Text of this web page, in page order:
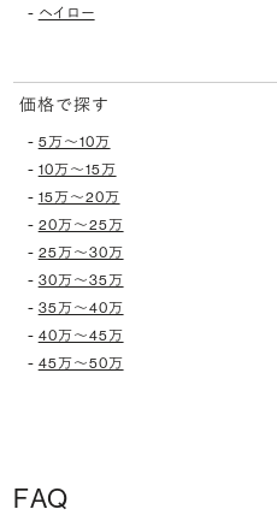
- ヘイロー
価格で探す
- 5万〜10万
- 10万〜15万
- 15万〜20万
- 20万〜25万
- 25万〜30万
- 30万〜35万
- 35万〜40万
- 40万〜45万
- 45万〜50万
FAQ